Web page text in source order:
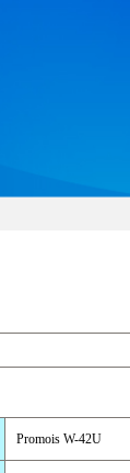
Promois W-42U